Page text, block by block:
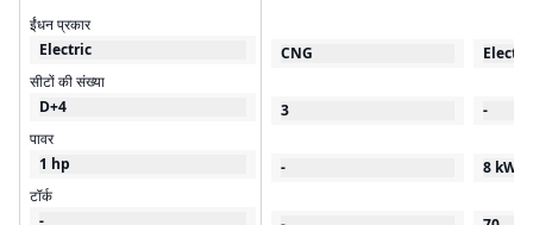
ईंधन प्रकार
Electric
सीटों की संख्या
D+4
पावर
1 hp
टॉर्क
-
CNG
3
-
-
8 kW